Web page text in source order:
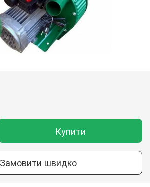
Купити
Замовити швидко